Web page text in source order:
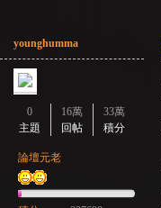
GE
younghumma
0
主題
16萬
回帖
33萬
積分
論壇元老